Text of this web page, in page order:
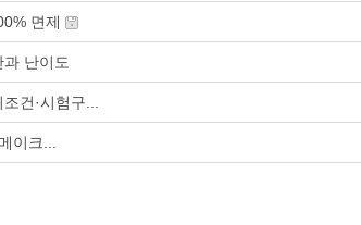
면제
난이도
건·시험구...
이크...